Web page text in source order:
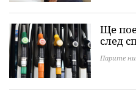
Ще
след
Парите ни